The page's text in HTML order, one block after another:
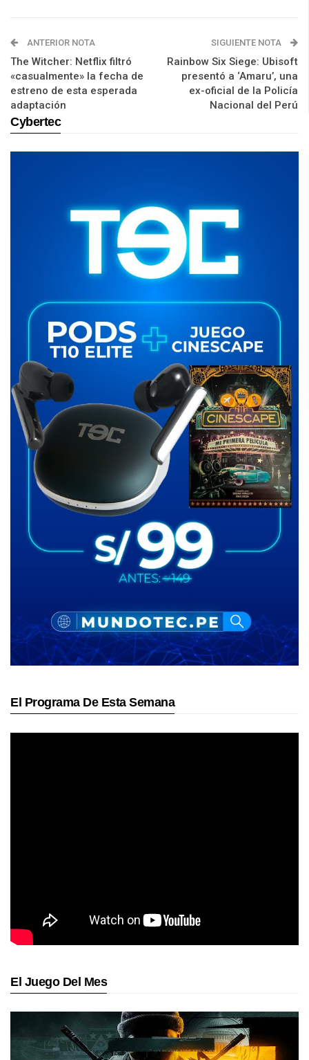
ANTERIOR NOTA
The Witcher: Netflix filtró
«casualmente» la fecha de
estreno de esta esperada
adaptación
SIGUIENTE NOTA
Rainbow Six Siege: Ubisoft
presentó a ‘Amaru’, una
ex-oficial de la Policía
Nacional del Perú
Cybertec
El Programa De Esta Semana
El Juego Del Mes